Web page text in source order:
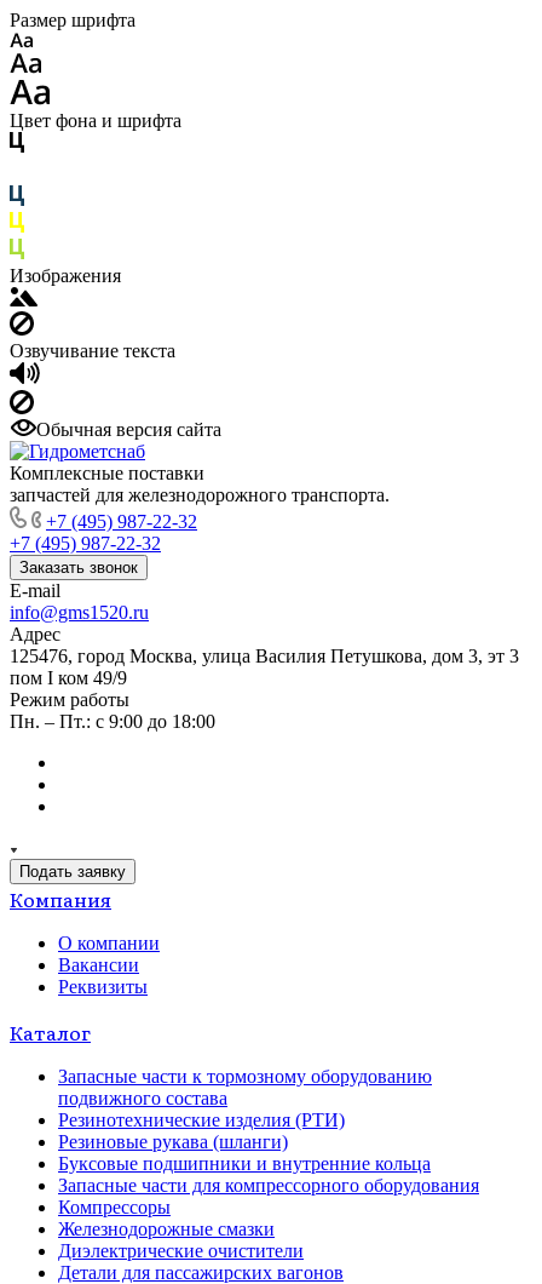
Размер шрифта
Цвет фона и шрифта
Изображения
Озвучивание текста
Обычная версия сайта
Комплексные поставки
запчастей для железнодорожного транспорта.
+7 (495) 987-22-32
+7 (495) 987-22-32
Заказать звонок
E-mail
info@gms1520.ru
Адрес
125476, город Москва, улица Василия Петушкова, дом 3, эт 3
пом I ком 49/9
Режим работы
Пн. – Пт.: с 9:00 до 18:00
Подать заявку
Компания
О компании
Вакансии
Реквизиты
Каталог
Запасные части к тормозному оборудованию
подвижного состава
Резинотехнические изделия (РТИ)
Резиновые рукава (шланги)
Буксовые подшипники и внутренние кольца
Запасные части для компрессорного оборудования
Компрессоры
Железнодорожные смазки
Диэлектрические очистители
Детали для пассажирских вагонов